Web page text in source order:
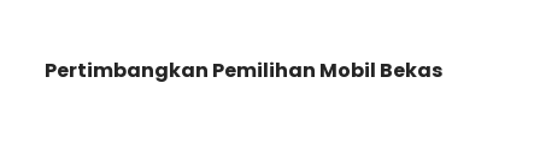
Pertimbangkan Pemilihan Mobil Bekas